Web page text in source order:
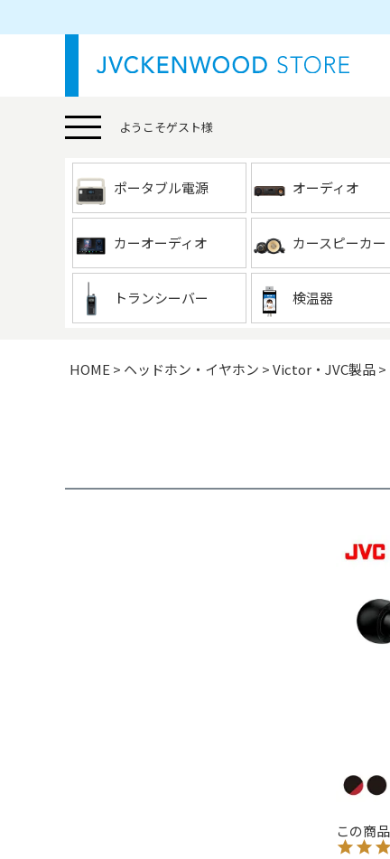
ようこそゲスト様
ポータブル電源 オーディオ
カーオーディオ カースピーカー
トランシーバー 検温器
HOME ヘッドホン・イヤホン Victor・JVC製品